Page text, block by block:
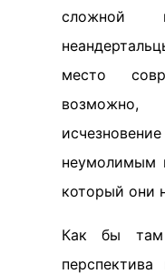
сложной
место
неумолимым
который они
Как бы